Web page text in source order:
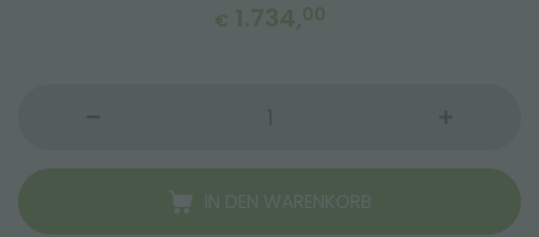
€ 1.734,00
IN DEN WARENKORB